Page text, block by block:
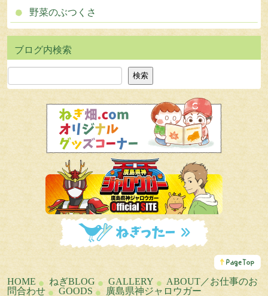
野菜のぶつくさ
検索 検索
こ
の
ペ
ー
HOME ねぎBLOG GALLERY
ABOUT／お仕事のお
問合わせ
GOODS 廣島県神ジャロウガー